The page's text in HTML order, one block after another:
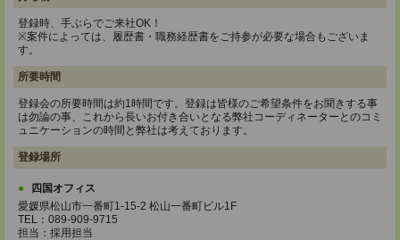
登録時、手ぶらでご来社OK！
※案件によっては、履歴書・職務経歴書をご持参が必要な場合もございま
す。
所要時間
登録会の所要時間は約1時間です。登録は皆様のご希望条件をお聞きする事
は勿論の事、これから長いお付き合いとなる弊社コーディネーターとのコミ
ュニケーションの時間と弊社は考えております。
登録場所
四国オフィス
愛媛県松山市一番町1-15-2 松山一番町ビル1F
TEL：089-909-9715
担当：採用担当